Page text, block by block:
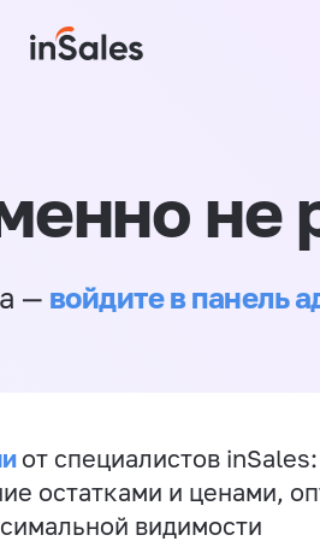
не
— войдите в панель
от специалистов inSales:
остатками и ценами,
видимости